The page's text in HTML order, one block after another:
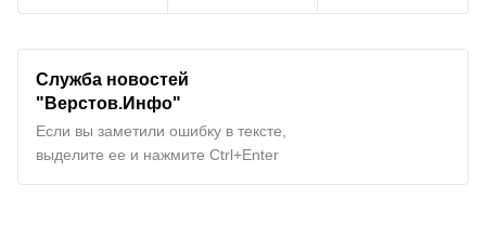
Служба новостей
"Верстов.Инфо"
Если вы заметили ошибку в тексте,
выделите ее и нажмите Ctrl+Enter